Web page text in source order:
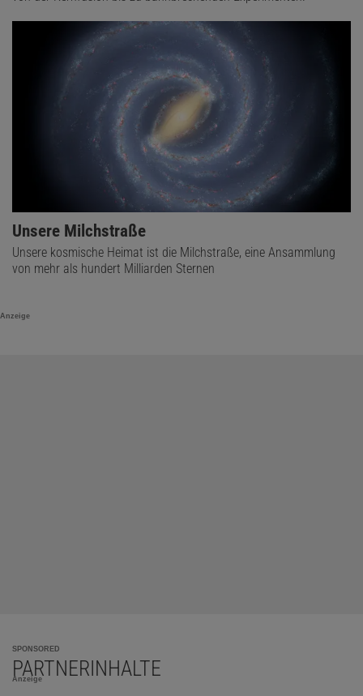
Unsere Milchstraße
Unsere kosmische Heimat ist die Milchstraße, eine Ansammlung
von mehr als hundert Milliarden Sternen
Anzeige
SPONSORED
PARTNERINHALTE
Anzeige